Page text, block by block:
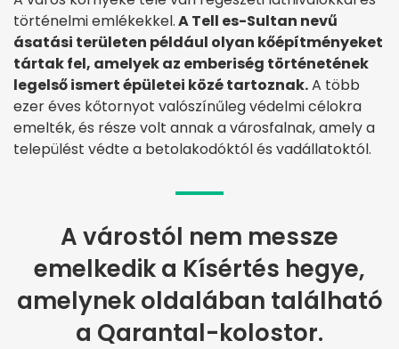
történelmi emlékekkel.A Tell es-Sultan nevű
ásatási területen például olyan kőépítményeket
tártak fel, amelyek az emberiség történetének
legelső ismert épületei közé tartoznak.A több
ezer éves kőtornyot valószínűleg védelmi célokra
emelték, és része volt annak a városfalnak, amely a
települést védte a betolakodóktól és vadállatoktól.
A várostól nem messze
emelkedik a Kísértés hegye,
amelynek oldalában található
a Qarantal-kolostor.